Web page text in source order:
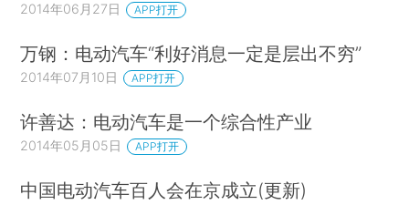
2014年06月27日 APP打开
万钢：电动汽车“利好消息一定是层出不穷”
2014年07月10日 APP打开
许善达：电动汽车是一个综合性产业
2014年05月05日 APP打开
中国电动汽车百人会在京成立(更新)